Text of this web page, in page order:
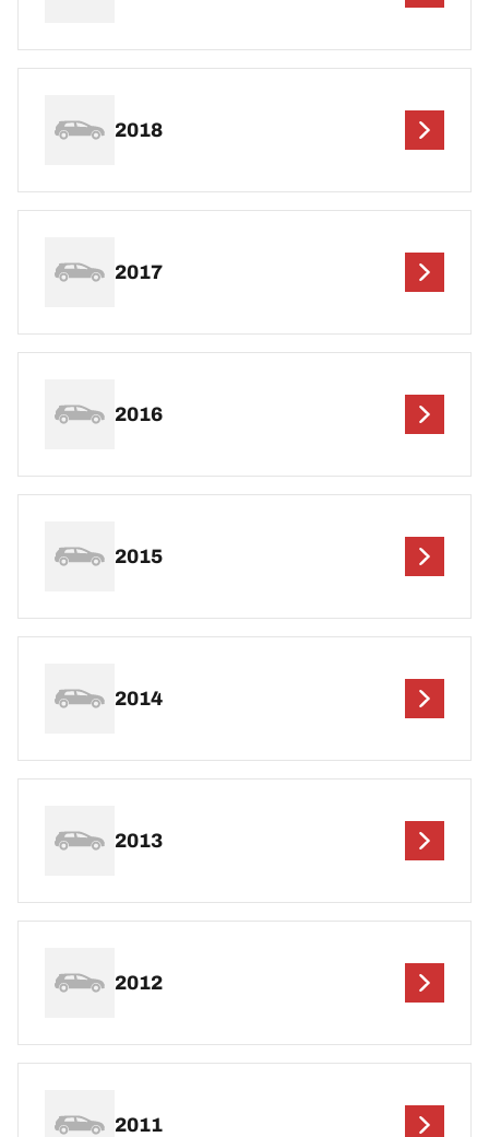
2018
2017
2016
2015
2014
2013
2012
2011